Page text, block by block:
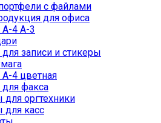
с файлами
для офиса
А-4 А-3
для записи и стикеры
А-4 цветная
для факса
для оргтехники
для касс